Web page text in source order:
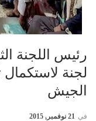
رئيس اللجنة
لجنة
الجيش
في 21 نوفمبر, 2015